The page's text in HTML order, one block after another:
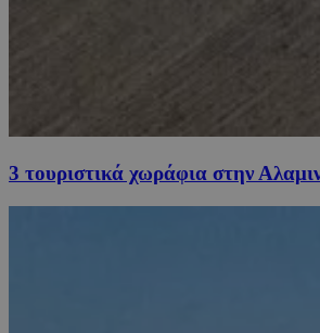
3 τουριστικά χωράφια στην